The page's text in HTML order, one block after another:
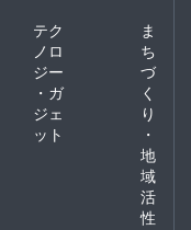
テク
ノロ
ジー
・ガ
ジェ
ット
ま
ち
づ
く
り
・
地
域
活
性